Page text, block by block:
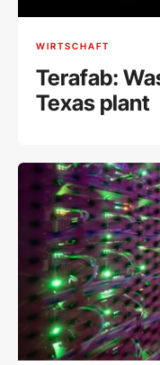
WIRTSCHAFT
Terafab:
Texas plant